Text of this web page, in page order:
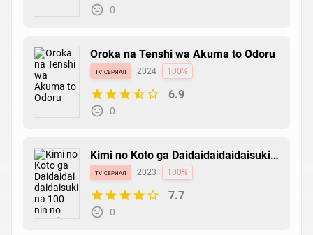
0
Oroka na Tenshi wa Akuma to Odoru
tv сериал 2024 100%
6.9
0
Kimi no Koto ga Daidaidaidaidaisuki
na 100-nin no Kanojo
tv сериал 2023 100%
7.7
0